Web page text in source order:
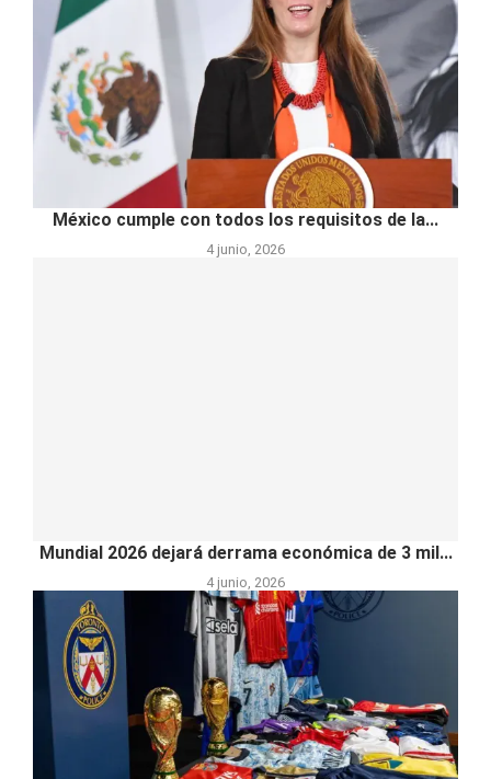
México cumple con todos los requisitos de la...
4 junio, 2026
Mundial 2026 dejará derrama económica de 3 mil...
4 junio, 2026